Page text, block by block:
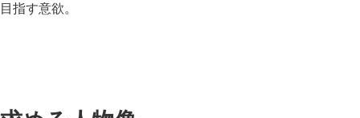
目指す意欲。